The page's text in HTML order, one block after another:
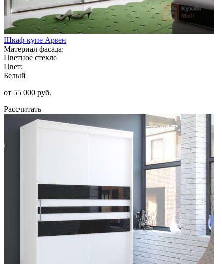
Шкаф-купе Арвен
Материал фасада:
Цветное стекло
Цвет:
Белый
от 55 000 руб.
Рассчитать